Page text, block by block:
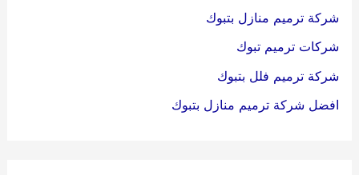
شركة ترميم منازل بتبوك
شركات ترميم تبوك
شركة ترميم فلل بتبوك
افضل شركة ترميم منازل بتبوك